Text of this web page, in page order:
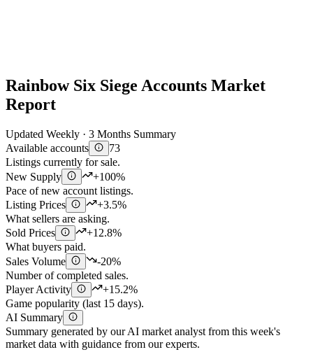
Rainbow Six Siege Accounts Market
Report
Updated Weekly · 3 Months Summary
Available accounts
73
Listings currently for sale.
New Supply
+100%
Pace of new account listings.
Listing Prices
+3.5%
What sellers are asking.
Sold Prices
+12.8%
What buyers paid.
Sales Volume
-20%
Number of completed sales.
Player Activity
+15.2%
Game popularity (last 15 days).
AI Summary
Summary generated by our AI market analyst from this week's
market data with guidance from our experts.